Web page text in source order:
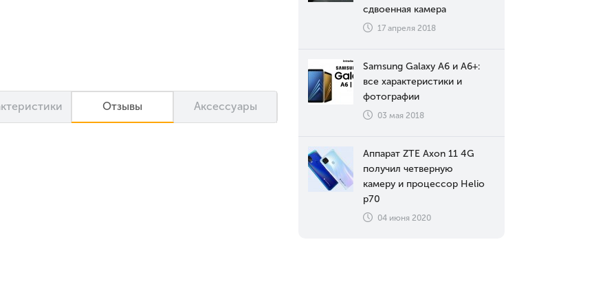
Отзывы Аксессуары
сдвоенная камера
17 апреля 2018
Samsung Galaxy A6 и A6+:
все характеристики и
фотографии
03 мая 2018
Аппарат ZTE Axon 11 4G
получил четверную
камеру и процессор Helio
p70
04 июня 2020